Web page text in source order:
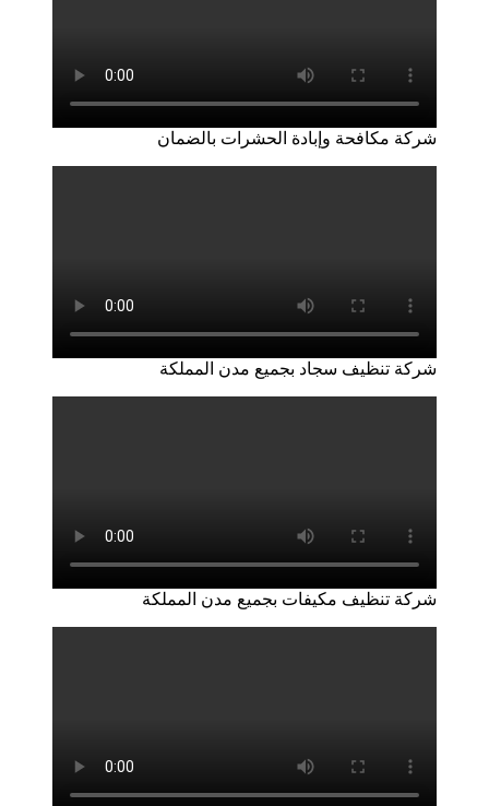
شركة مكافحة وإبادة الحشرات بالضمان
شركة تنظيف سجاد بجميع مدن المملكة
شركة تنظيف مكيفات بجميع مدن المملكة